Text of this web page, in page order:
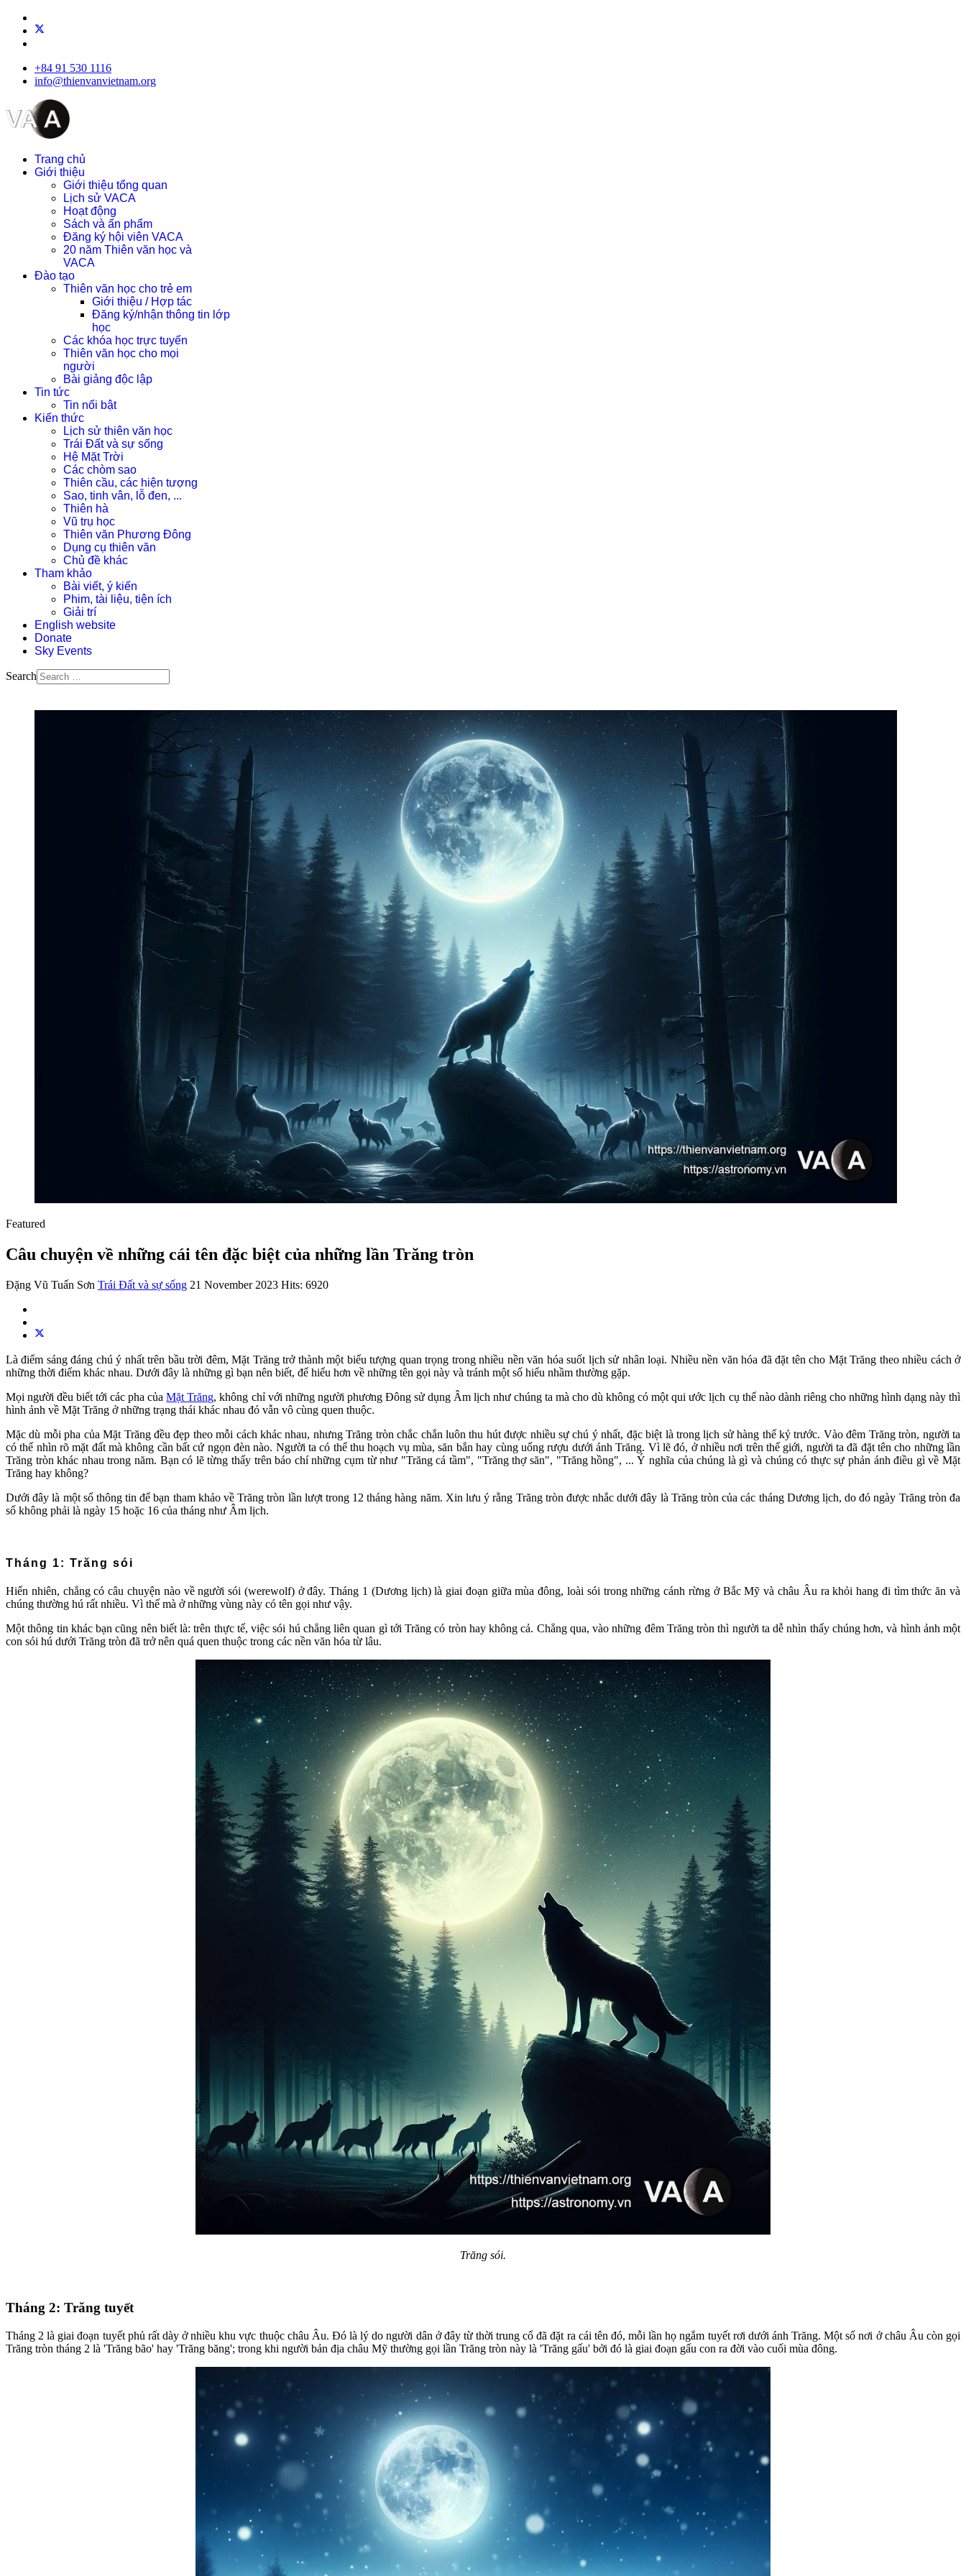
+84 91 530 1116
info@thienvanvietnam.org
Trang chủ
Giới thiệu
Giới thiệu tổng quan
Lịch sử VACA
Hoạt động
Sách và ấn phẩm
Đăng ký hội viên VACA
20 năm Thiên văn học và
VACA
Đào tạo
Thiên văn học cho trẻ em
Giới thiệu / Hợp tác
Đăng ký/nhận thông tin lớp
học
Các khóa học trực tuyến
Thiên văn học cho mọi
người
Bài giảng độc lập
Tin tức
Tin nổi bật
Kiến thức
Lịch sử thiên văn học
Trái Đất và sự sống
Hệ Mặt Trời
Các chòm sao
Thiên cầu, các hiện tượng
Sao, tinh vân, lỗ đen, ...
Thiên hà
Vũ trụ học
Thiên văn Phương Đông
Dụng cụ thiên văn
Chủ đề khác
Tham khảo
Bài viết, ý kiến
Phim, tài liệu, tiện ích
Giải trí
English website
Donate
Sky Events
Search
Featured
Câu chuyện về những cái tên đặc biệt của những lần Trăng tròn
Đặng Vũ Tuấn Sơn Trái Đất và sự sống 21 November 2023 Hits: 6920
Là điểm sáng đáng chú ý nhất trên bầu trời đêm, Mặt Trăng trở thành một biểu tượng quan trọng trong nhiều nền văn hóa suốt lịch sử nhân loại. Nhiều nền văn hóa đã đặt tên cho Mặt Trăng theo nhiều cách ở
những thời điểm khác nhau. Dưới đây là những gì bạn nên biết, để hiểu hơn về những tên gọi này và tránh một số hiểu nhầm thường gặp.
Mọi người đều biết tới các pha củaMặt Trăng, không chỉ với những người phương Đông sử dụng Âm lịch như chúng ta mà cho dù không có một qui ước lịch cụ thể nào dành riêng cho những hình dạng này thì
hình ảnh về Mặt Trăng ở những trạng thái khác nhau đó vẫn vô cùng quen thuộc.
Mặc dù mỗi pha của Mặt Trăng đều đẹp theo mỗi cách khác nhau, nhưng Trăng tròn chắc chắn luôn thu hút được nhiều sự chú ý nhất, đặc biệt là trong lịch sử hàng thế kỷ trước. Vào đêm Trăng tròn, người ta
có thể nhìn rõ mặt đất mà không cần bất cứ ngọn đèn nào. Người ta có thể thu hoạch vụ mùa, săn bắn hay cùng uống rượu dưới ánh Trăng. Vì lẽ đó, ở nhiều nơi trên thế giới, người ta đã đặt tên cho những lần
Trăng tròn khác nhau trong năm. Bạn có lẽ từng thấy trên báo chí những cụm từ như "Trăng cá tầm", "Trăng thợ săn", "Trăng hồng", ... Ý nghĩa của chúng là gì và chúng có thực sự phản ánh điều gì về Mặt
Trăng hay không?
Dưới đây là một số thông tin để bạn tham khảo về Trăng tròn lần lượt trong 12 tháng hàng năm. Xin lưu ý rằng Trăng tròn được nhắc dưới đây là Trăng tròn của các tháng Dương lịch, do đó ngày Trăng tròn đa
số không phải là ngày 15 hoặc 16 của tháng như Âm lịch.
Tháng 1: Trăng sói
Hiển nhiên, chẳng có câu chuyện nào về người sói (werewolf) ở đây. Tháng 1 (Dương lịch) là giai đoạn giữa mùa đông, loài sói trong những cánh rừng ở Bắc Mỹ và châu Âu ra khỏi hang đi tìm thức ăn và
chúng thường hú rất nhiều. Vì thế mà ở những vùng này có tên gọi như vậy.
Một thông tin khác bạn cũng nên biết là: trên thực tế, việc sói hú chẳng liên quan gì tới Trăng có tròn hay không cả. Chẳng qua, vào những đêm Trăng tròn thì người ta dễ nhìn thấy chúng hơn, và hình ảnh một
con sói hú dưới Trăng tròn đã trở nên quá quen thuộc trong các nền văn hóa từ lâu.
Trăng sói.
Tháng 2: Trăng tuyết
Tháng 2 là giai đoạn tuyết phủ rất dày ở nhiều khu vực thuộc châu Âu. Đó là lý do người dân ở đây từ thời trung cổ đã đặt ra cái tên đó, mỗi lần họ ngắm tuyết rơi dưới ánh Trăng. Một số nơi ở châu Âu còn gọi
Trăng tròn tháng 2 là 'Trăng bão' hay 'Trăng băng'; trong khi người bản địa châu Mỹ thường gọi lần Trăng tròn này là 'Trăng gấu' bởi đó là giai đoạn gấu con ra đời vào cuối mùa đông.